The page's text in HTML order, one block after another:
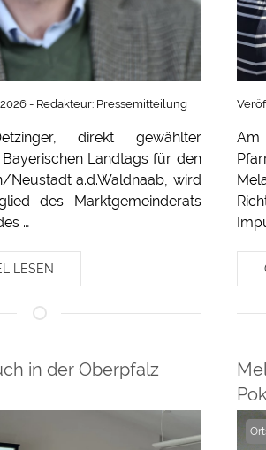
- Redakteur: Pressemitteilung
direkt gewählter
Landtags für den
Neustadt a.d.Waldnaab, wird
des Marktgemeinderats
…
LESEN
Am
in der Oberpfalz